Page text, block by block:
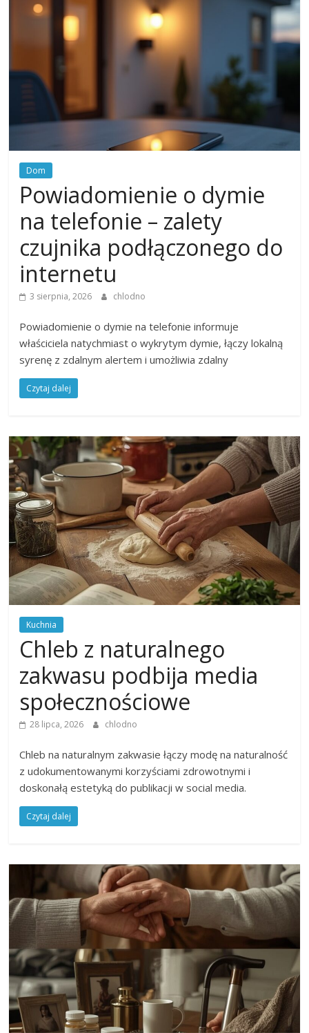
Dom
Powiadomienie o dymie
na telefonie – zalety
czujnika podłączonego do
internetu
3 sierpnia, 2026 chlodno
Powiadomienie o dymie na telefonie informuje
właściciela natychmiast o wykrytym dymie, łączy lokalną
syrenę z zdalnym alertem i umożliwia zdalny
Czytaj dalej
Kuchnia
Chleb z naturalnego
zakwasu podbija media
społecznościowe
28 lipca, 2026 chlodno
Chleb na naturalnym zakwasie łączy modę na naturalność
z udokumentowanymi korzyściami zdrowotnymi i
doskonałą estetyką do publikacji w social media.
Czytaj dalej